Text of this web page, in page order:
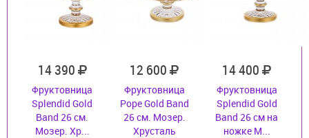
14 390
Фруктовница
Splendid Gold
Band 26 см.
Мозер. Хр...
12 600
Фруктовница
Pope Gold Band
26 см. Мозер.
Хрусталь
14 400
Фруктовница
Splendid Gold
Band 26 см на
ножке М...